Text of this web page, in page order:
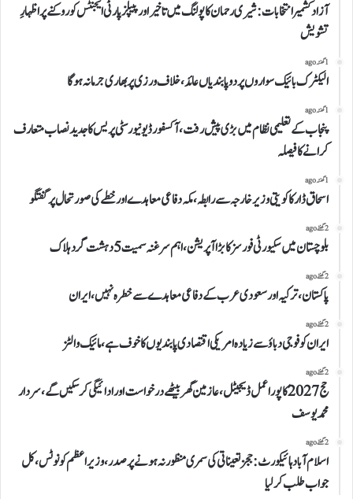
آزاد کشمیر انتخابات: شیری رحمان کا پولنگ میں تاخیر اور پیپلز پارٹی ایجنٹس کو روکنے پر اظہارِ
تشویش
1 گھنٹہ ago
الیکٹرک بائیک سواروں پر دو پابندیاں عائد، خلاف ورزی پر بھاری جرمانہ ہوگا
1 گھنٹہ ago
پنجاب کے تعلیمی نظام میں بڑی پیش رفت، آکسفورڈ یونیورسٹی پریس کا جدید نصاب متعارف
کرانے کا فیصلہ
1 گھنٹہ ago
اسحاق ڈار کا کویتی وزیر خارجہ سے رابطہ، مکہ دفاعی معاہدے اور خطے کی صورتحال پر گفتگو
2 گھنٹے ago
بلوچستان میں سکیورٹی فورسز کا بڑا آپریشن، اہم سرغنہ سمیت 5 دہشت گرد ہلاک
2 گھنٹے ago
پاکستان، ترکیہ اور سعودی عرب کے دفاعی معاہدے سے خطرہ نہیں، ایران
2 گھنٹے ago
ایران کو فوجی دباؤ سے زیادہ امریکی اقتصادی پابندیوں کا خوف ہے، مائیک والٹز
2 گھنٹے ago
حج 2027 کا پورا عمل ڈیجیٹل، عازمین گھر بیٹھے درخواست اور ادائیگی کر سکیں گے، سردار
محمد یوسف
2 گھنٹے ago
اسلام آباد ہائیکورٹ: ججز تعیناتی کی سمری منظور نہ ہونے پر صدر، وزیراعظم کو نوٹس، کل
جواب طلب کرلیا